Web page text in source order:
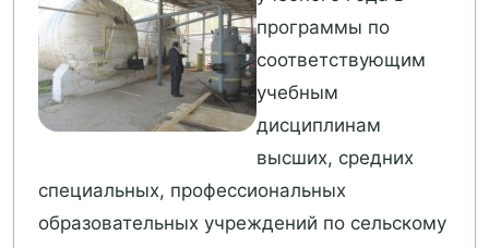
программы по
соответствующим
учебным
дисциплинам
высших, средних
специальных, профессиональных
образовательных учреждений по сельскому